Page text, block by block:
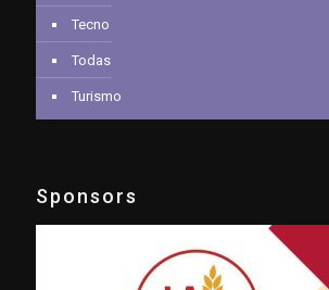
Tecno
Todas
Turismo
Sponsors